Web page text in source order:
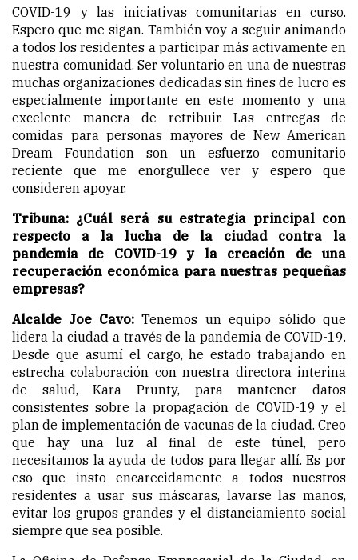
COVID-19 y las iniciativas comunitarias en curso.
Espero que me sigan. También voy a seguir animando
a todos los residentes a participar más activamente en
nuestra comunidad. Ser voluntario en una de nuestras
muchas organizaciones dedicadas sin fines de lucro es
especialmente importante en este momento y una
excelente manera de retribuir. Las entregas de
comidas para personas mayores de New American
Dream Foundation son un esfuerzo comunitario
reciente que me enorgullece ver y espero que
consideren apoyar.
Tribuna: ¿Cuál será su estrategia principal con
respecto a la lucha de la ciudad contra la
pandemia de COVID-19 y la creación de una
recuperación económica para nuestras pequeñas
empresas?
Alcalde Joe Cavo: Tenemos un equipo sólido que
lidera la ciudad a través de la pandemia de COVID-19.
Desde que asumí el cargo, he estado trabajando en
estrecha colaboración con nuestra directora interina
de salud, Kara Prunty, para mantener datos
consistentes sobre la propagación de COVID-19 y el
plan de implementación de vacunas de la ciudad. Creo
que hay una luz al final de este túnel, pero
necesitamos la ayuda de todos para llegar allí. Es por
eso que insto encarecidamente a todos nuestros
residentes a usar sus máscaras, lavarse las manos,
evitar los grupos grandes y el distanciamiento social
siempre que sea posible.